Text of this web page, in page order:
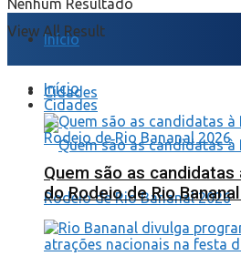
Nenhum Resultado
View All Result
Início
Cidades
Início
Cidades
Quem são as candidatas
do Rodeio de Rio